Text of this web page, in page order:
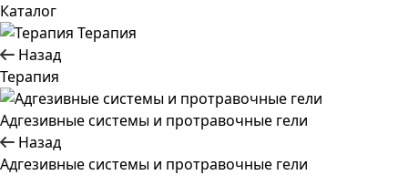
Каталог
Терапия
Назад
Терапия
Адгезивные системы и протравочные гели
Назад
Адгезивные системы и протравочные гели